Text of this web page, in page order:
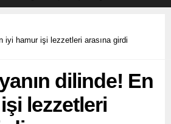
iyi hamur işi lezzetleri arasına girdi
dilinde! En
lezzetleri